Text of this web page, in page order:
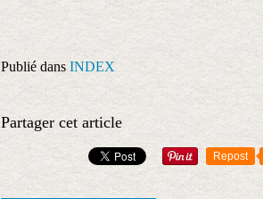
Publié dans INDEX
Partager cet article
Repost